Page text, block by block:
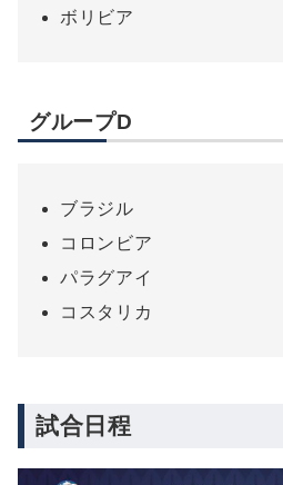
ボリビア
グループD
ブラジル
コロンビア
パラグアイ
コスタリカ
試合日程